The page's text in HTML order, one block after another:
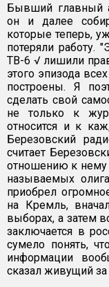
Бывший главный
он и далее
которые теперь,
потеряли работу.
ТВ-6 √ лишили
этого эпизода
построены. Я
сделать свой
не только к
относится и к
Березовский
считает
отношению к нему
называемых
приобрел
на Кремль,
выборах, а затем
заключается в
сумело понять,
информации
сказал живущий